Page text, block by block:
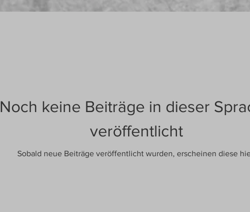
Noch keine Beiträge in dieser
veröffentlicht
Sobald neue Beiträge veröffentlicht wurden, erscheinen diese